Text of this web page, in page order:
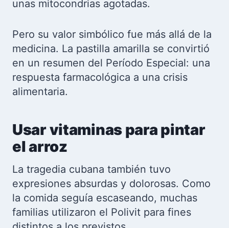
unas mitocondrias agotadas.
Pero su valor simbólico fue más allá de la
medicina. La pastilla amarilla se convirtió
en un resumen del Período Especial: una
respuesta farmacológica a una crisis
alimentaria.
Usar vitaminas para pintar
el arroz
La tragedia cubana también tuvo
expresiones absurdas y dolorosas. Como
la comida seguía escaseando, muchas
familias utilizaron el Polivit para fines